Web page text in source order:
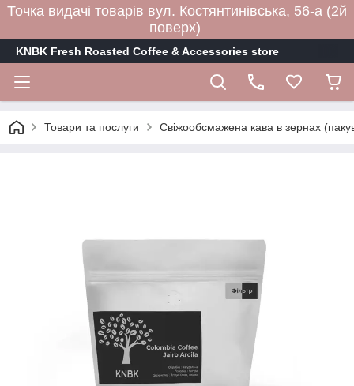
Точка видачі товарів вул. Костянтинівська, 56-а (2й
поверх)
KNBK Fresh Roasted Coffee & Accessories store
Товари та послуги Свіжообсмажена кава в зернах